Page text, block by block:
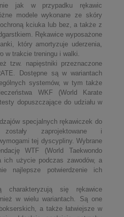
jak w przypadku rękawic
modele wykonane ze skóry
kciuka lub bez, a także z
Rękawice wyposażone
który amortyzuje uderzenia,
w trakcie treningu i walki.
tzw. napięstniki przeznaczone
Dostępne są w wariantach
systemów, w tym także
WKF (World Karate
dopuszczające do udziału w
specjalnych rękawiczek do
zaprojektowane i
tej dyscypliny. Wybrane
WTF (World Taekwondo
ich użycie podczas zawodów, a
najlepsze potwierdzenie ich
charakteryzują się rękawice
w wielu wariantach. Są one
a także łatwiejsze w